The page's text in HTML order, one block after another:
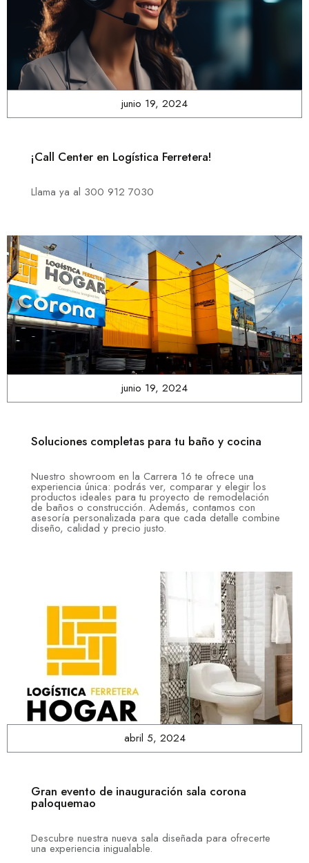
junio 19, 2024
¡Call Center en Logística Ferretera!
Llama ya al 300 912 7030
junio 19, 2024
Soluciones completas para tu baño y cocina
Nuestro showroom en la Carrera 16 te ofrece una
experiencia única: podrás ver, comparar y elegir los
productos ideales para tu proyecto de remodelación
de baños o construcción. Además, contamos con
asesoría personalizada para que cada detalle combine
diseño, calidad y precio justo.
abril 5, 2024
Gran evento de inauguración sala corona
paloquemao
Descubre nuestra nueva sala diseñada para ofrecerte
una experiencia inigualable.